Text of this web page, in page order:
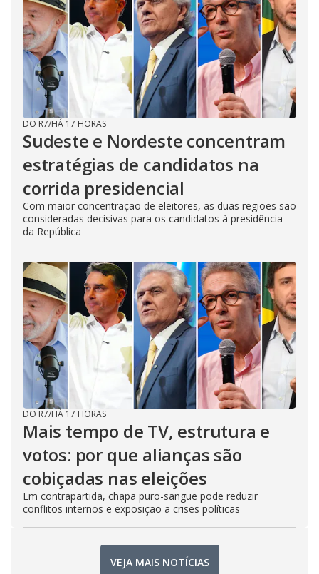
DO R7/HÁ 17 HORAS
Sudeste e Nordeste concentram
estratégias de candidatos na
corrida presidencial
Com maior concentração de eleitores, as duas regiões são
consideradas decisivas para os candidatos à presidência
da República
DO R7/HÁ 17 HORAS
Mais tempo de TV, estrutura e
votos: por que alianças são
cobiçadas nas eleições
Em contrapartida, chapa puro-sangue pode reduzir
conflitos internos e exposição a crises políticas
VEJA MAIS NOTÍCIAS